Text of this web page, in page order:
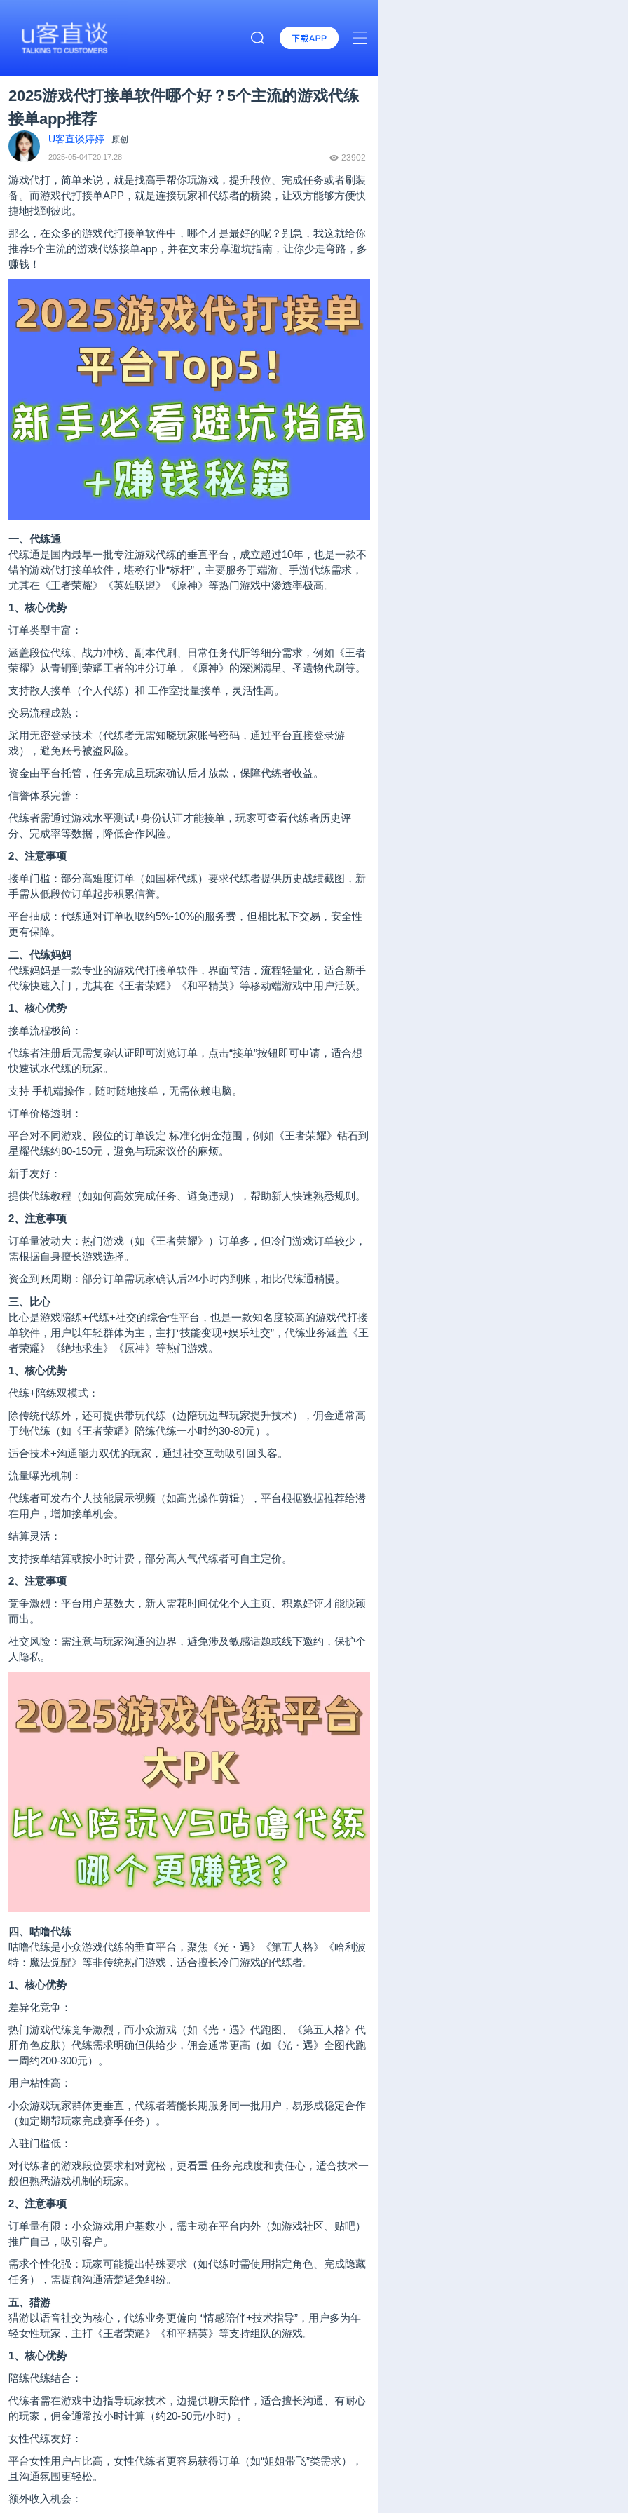
2025游戏代打接单软件哪个好？5个主流的游戏代练
接单app推荐
U客直谈婷婷 原创
2025-05-04T20:17:28 23902
游戏代打，简单来说，就是找高手帮你玩游戏，提升段位、完成任务或者刷装
备。而游戏代打接单APP，就是连接玩家和代练者的桥梁，让双方能够方便快
捷地找到彼此。
那么，在众多的游戏代打接单软件中，哪个才是最好的呢？别急，我这就给你
推荐5个主流的游戏代练接单app，并在文末分享避坑指南，让你少走弯路，多
赚钱！
一、代练通
代练通是国内最早一批专注游戏代练的垂直平台，成立超过10年，也是一款不
错的游戏代打接单软件，堪称行业“标杆”，主要服务于端游、手游代练需求，
尤其在《王者荣耀》《英雄联盟》《原神》等热门游戏中渗透率极高。
1、核心优势
订单类型丰富：
涵盖段位代练、战力冲榜、副本代刷、日常任务代肝等细分需求，例如《王者
荣耀》从青铜到荣耀王者的冲分订单，《原神》的深渊满星、圣遗物代刷等。
支持散人接单（个人代练）和 工作室批量接单，灵活性高。
交易流程成熟：
采用无密登录技术（代练者无需知晓玩家账号密码，通过平台直接登录游
戏），避免账号被盗风险。
资金由平台托管，任务完成且玩家确认后才放款，保障代练者收益。
信誉体系完善：
代练者需通过游戏水平测试+身份认证才能接单，玩家可查看代练者历史评
分、完成率等数据，降低合作风险。
2、注意事项
接单门槛：部分高难度订单（如国标代练）要求代练者提供历史战绩截图，新
手需从低段位订单起步积累信誉。
平台抽成：代练通对订单收取约5%-10%的服务费，但相比私下交易，安全性
更有保障。
二、代练妈妈
代练妈妈是一款专业的游戏代打接单软件，界面简洁，流程轻量化，适合新手
代练快速入门，尤其在《王者荣耀》《和平精英》等移动端游戏中用户活跃。
1、核心优势
接单流程极简：
代练者注册后无需复杂认证即可浏览订单，点击“接单”按钮即可申请，适合想
快速试水代练的玩家。
支持 手机端操作，随时随地接单，无需依赖电脑。
订单价格透明：
平台对不同游戏、段位的订单设定 标准化佣金范围，例如《王者荣耀》钻石到
星耀代练约80-150元，避免与玩家议价的麻烦。
新手友好：
提供代练教程（如如何高效完成任务、避免违规），帮助新人快速熟悉规则。
2、注意事项
订单量波动大：热门游戏（如《王者荣耀》）订单多，但冷门游戏订单较少，
需根据自身擅长游戏选择。
资金到账周期：部分订单需玩家确认后24小时内到账，相比代练通稍慢。
三、比心
比心是游戏陪练+代练+社交的综合性平台，也是一款知名度较高的游戏代打接
单软件，用户以年轻群体为主，主打“技能变现+娱乐社交”，代练业务涵盖《王
者荣耀》《绝地求生》《原神》等热门游戏。
1、核心优势
代练+陪练双模式：
除传统代练外，还可提供带玩代练（边陪玩边帮玩家提升技术），佣金通常高
于纯代练（如《王者荣耀》陪练代练一小时约30-80元）。
适合技术+沟通能力双优的玩家，通过社交互动吸引回头客。
流量曝光机制：
代练者可发布个人技能展示视频（如高光操作剪辑），平台根据数据推荐给潜
在用户，增加接单机会。
结算灵活：
支持按单结算或按小时计费，部分高人气代练者可自主定价。
2、注意事项
竞争激烈：平台用户基数大，新人需花时间优化个人主页、积累好评才能脱颖
而出。
社交风险：需注意与玩家沟通的边界，避免涉及敏感话题或线下邀约，保护个
人隐私。
四、咕噜代练
咕噜代练是小众游戏代练的垂直平台，聚焦《光・遇》《第五人格》《哈利波
特：魔法觉醒》等非传统热门游戏，适合擅长冷门游戏的代练者。
1、核心优势
差异化竞争：
热门游戏代练竞争激烈，而小众游戏（如《光・遇》代跑图、《第五人格》代
肝角色皮肤）代练需求明确但供给少，佣金通常更高（如《光・遇》全图代跑
一周约200-300元）。
用户粘性高：
小众游戏玩家群体更垂直，代练者若能长期服务同一批用户，易形成稳定合作
（如定期帮玩家完成赛季任务）。
入驻门槛低：
对代练者的游戏段位要求相对宽松，更看重 任务完成度和责任心，适合技术一
般但熟悉游戏机制的玩家。
2、注意事项
订单量有限：小众游戏用户基数小，需主动在平台内外（如游戏社区、贴吧）
推广自己，吸引客户。
需求个性化强：玩家可能提出特殊要求（如代练时需使用指定角色、完成隐藏
任务），需提前沟通清楚避免纠纷。
五、猎游
猎游以语音社交为核心，代练业务更偏向 “情感陪伴+技术指导”，用户多为年
轻女性玩家，主打《王者荣耀》《和平精英》等支持组队的游戏。
1、核心优势
陪练代练结合：
代练者需在游戏中边指导玩家技术，边提供聊天陪伴，适合擅长沟通、有耐心
的玩家，佣金通常按小时计算（约20-50元/小时）。
女性代练友好：
平台女性用户占比高，女性代练者更容易获得订单（如“姐姐带飞”类需求），
且沟通氛围更轻松。
额外收入机会：